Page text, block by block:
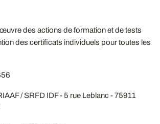
des actions de formation et de tests
des certificats individuels pour toutes les
/ SRFD IDF - 5 rue Leblanc - 75911